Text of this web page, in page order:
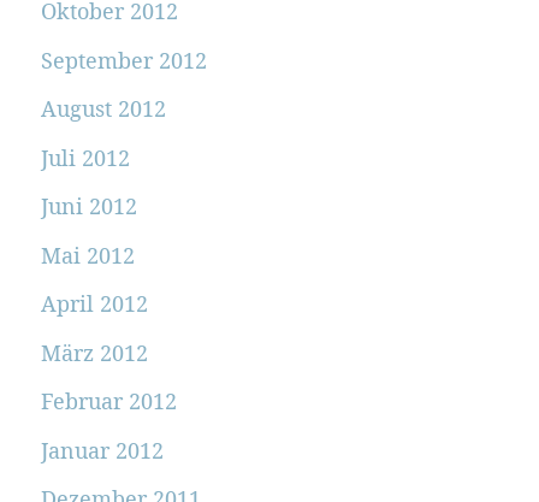
Oktober 2012
September 2012
August 2012
Juli 2012
Juni 2012
Mai 2012
April 2012
März 2012
Februar 2012
Januar 2012